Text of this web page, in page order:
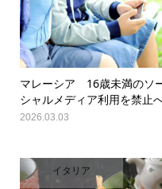
マレーシア 16歳未満のソ
シャルメディア利用を禁止
2026.03.03
イタリア